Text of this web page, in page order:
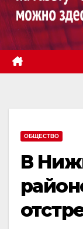
ОБЩЕСТВО
В